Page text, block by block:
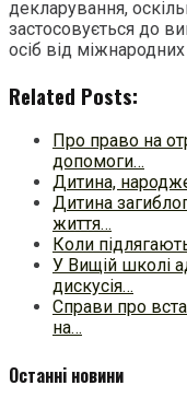
декларування,
застосовується до
осіб від міжнародних
Related Posts:
Про право на
допомоги…
Дитина,
Дитина
життя…
Коли
У Вищій школі
дискусія…
Справи про
на…
Останні новини